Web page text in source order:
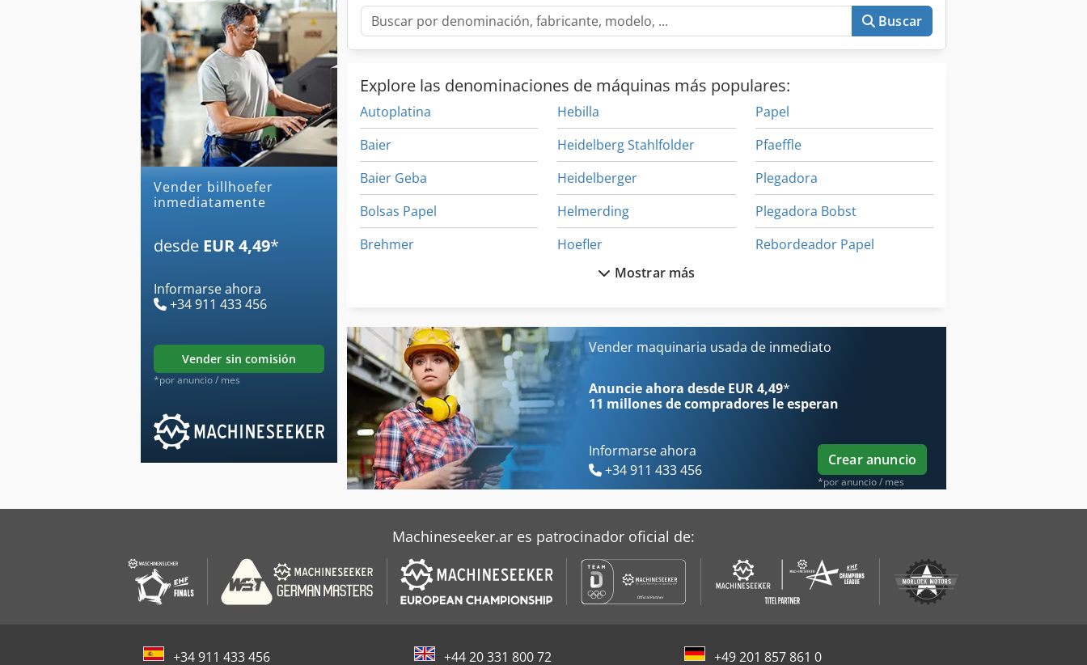
Vender billhoefer
inmediatamente
desde EUR 4,49*
Informarse ahora
+34 911 433 456
vender sin comisión
*por anuncio / mes
Buscar
Explore las denominaciones de máquinas más populares:
Autoplatina
Baier
Baier Geba
Bolsas Papel
Brehmer
Folleto
Hagen Goebel
Hebilla
Heidelberg Stahlfolder
Heidelberger
Helmerding
Hoefler
Letterpress
Papel
Pfaeffle
Plegadora
Plegadora Bobst
Rebordeador Papel
Mostrar más
Vender maquinaria usada de inmediato
Anuncie ahora desde EUR 4,49*
11 millones de compradores le esperan
Informarse ahora
+34 911 433 456
Crear anuncio
*por anuncio / mes
Machineseeker.ar es patrocinador oficial de:
+34 911 433 456 +44 20 331 800 72
+49 201 857 861 0